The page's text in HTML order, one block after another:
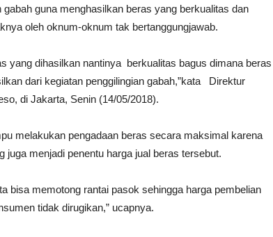
guna menghasilkan beras yang berkualitas dan
oleh oknum-oknum tak bertanggungjawab.
yang dihasilkan nantinya berkualitas bagus dimana beras
dari kegiatan penggilingian gabah,”kata Direktur
di Jakarta, Senin (14/05/2018).
melakukan pengadaan beras secara maksimal karena
juga menjadi penentu harga jual beras tersebut.
bisa memotong rantai pasok sehingga harga pembelian
tidak dirugikan,” ucapnya.